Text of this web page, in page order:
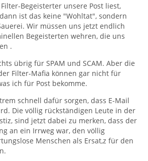
Begeisterter unsere Post liest,
ist das keine "Wohltat", sondern
Wir müssen uns jetzt endlich
Begeisterten wehren, die uns
.
übrig für SPAM und SCAM. Aber die
Filter-Mafia können gar nicht für
ich für Post bekomme.
schnell dafür sorgen, dass E-Mail
Die völlig rückständigen Leute in der
sind jetzt dabei zu merken, dass der
an ein Irrweg war, den völlig
Menschen als Ersat,z für den